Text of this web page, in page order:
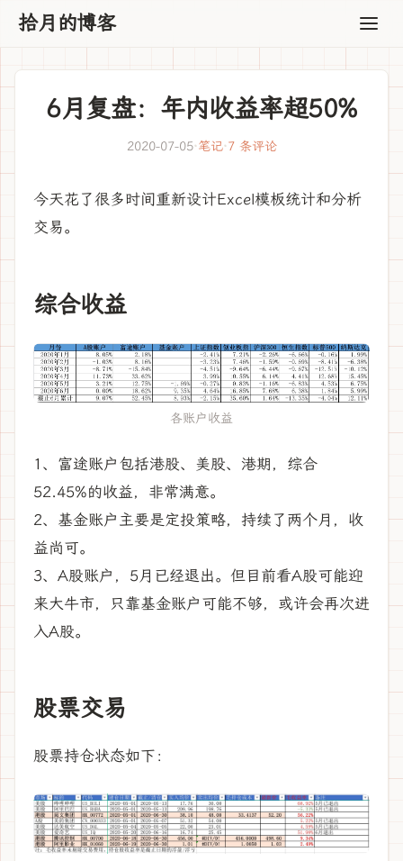
拾月的博客
6月复盘：年内收益率超50%
2020-07-05·笔记·7 条评论
今天花了很多时间重新设计Excel模板统计和分析
交易。
综合收益
各账户收益
1、富途账户包括港股、美股、港期，综合
52.45%的收益，非常满意。
2、基金账户主要是定投策略，持续了两个月，收
益尚可。
3、A股账户，5月已经退出。但目前看A股可能迎
来大牛市，只靠基金账户可能不够，或许会再次进
入A股。
股票交易
股票持仓状态如下：